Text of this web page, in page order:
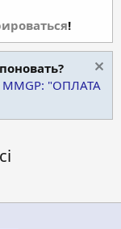
!
MMGP: "ОПЛАТА